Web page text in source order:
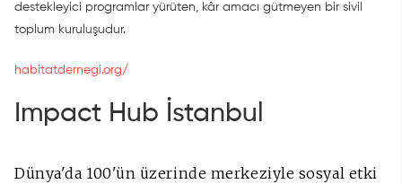
destekleyici programlar yürüten, kâr amacı gütmeyen bir sivil
toplum kuruluşudur.
habitatdernegi.org/
Impact Hub İstanbul
Dünya'da 100'ün üzerinde merkeziyle sosyal etki